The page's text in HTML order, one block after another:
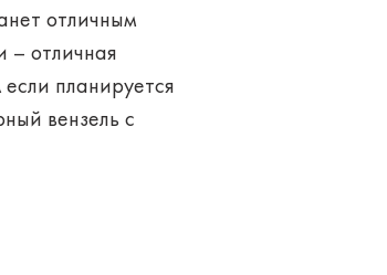
отличным
– отличная
планируется
вензель с